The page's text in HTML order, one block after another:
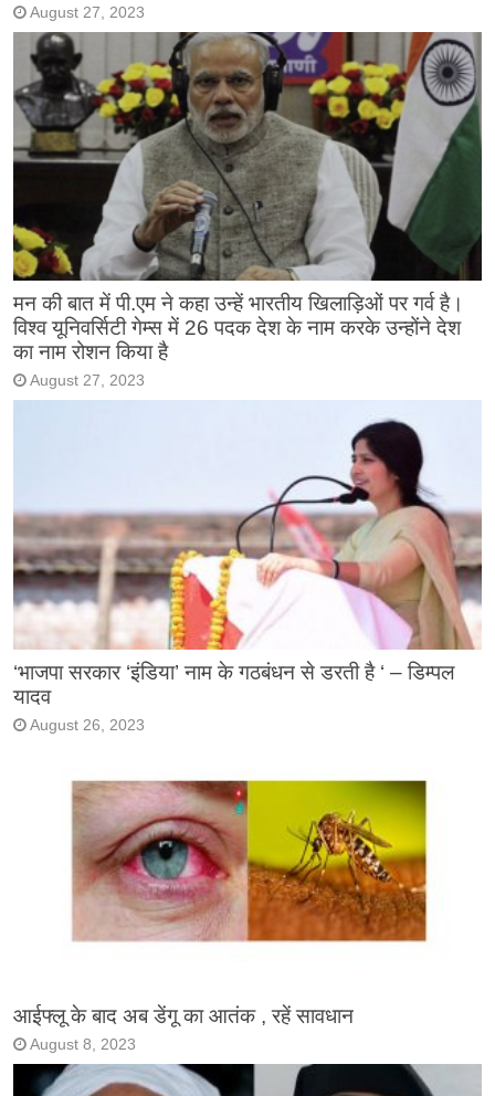
August 27, 2023
मन की बात में पी.एम ने कहा उन्हें भारतीय खिलाड़िओं पर गर्व है।
विश्व यूनिवर्सिटी गेम्स में 26 पदक देश के नाम करके उन्होंने देश
का नाम रोशन किया है
August 27, 2023
‘भाजपा सरकार ‘इंडिया’ नाम के गठबंधन से डरती है ‘ – डिम्पल
यादव
August 26, 2023
आईफ्लू के बाद अब डेंगू का आतंक , रहें सावधान
August 8, 2023